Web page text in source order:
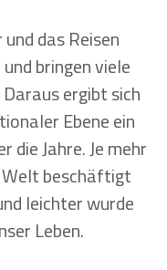
das Reisen
bringen viele
ergibt sich
Ebene ein
die Jahre. Je mehr
beschäftigt
leichter wurde
Leben.